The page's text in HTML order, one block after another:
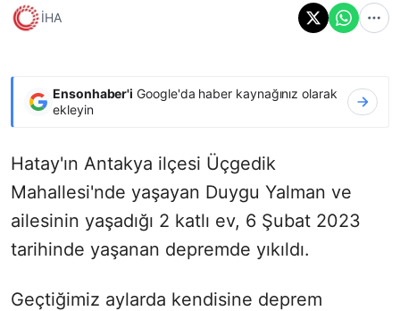
İHA
Ensonhaber'i Google'da haber kaynağınız olarak
ekleyin
Hatay'ın Antakya ilçesi Üçgedik
Mahallesi'nde yaşayan Duygu Yalman ve
ailesinin yaşadığı 2 katlı ev, 6 Şubat 2023
tarihinde yaşanan depremde yıkıldı.
Geçtiğimiz aylarda kendisine deprem